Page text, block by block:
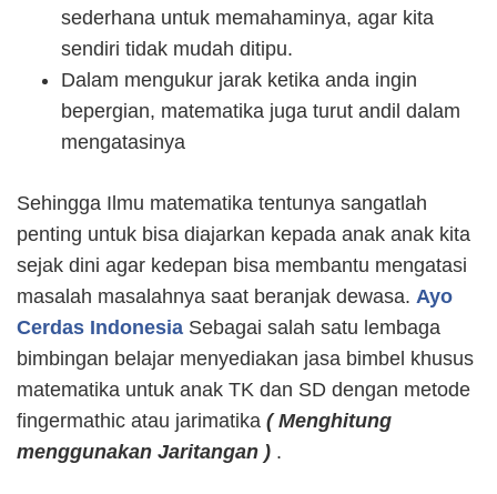
sederhana untuk memahaminya, agar kita
sendiri tidak mudah ditipu.
Dalam mengukur jarak ketika anda ingin
bepergian, matematika juga turut andil dalam
mengatasinya
Sehingga Ilmu matematika tentunya sangatlah
penting untuk bisa diajarkan kepada anak anak kita
sejak dini agar kedepan bisa membantu mengatasi
masalah masalahnya saat beranjak dewasa. Ayo
Cerdas Indonesia Sebagai salah satu lembaga
bimbingan belajar menyediakan jasa bimbel khusus
matematika untuk anak TK dan SD dengan metode
fingermathic atau jarimatika ( Menghitung
menggunakan Jaritangan ) .